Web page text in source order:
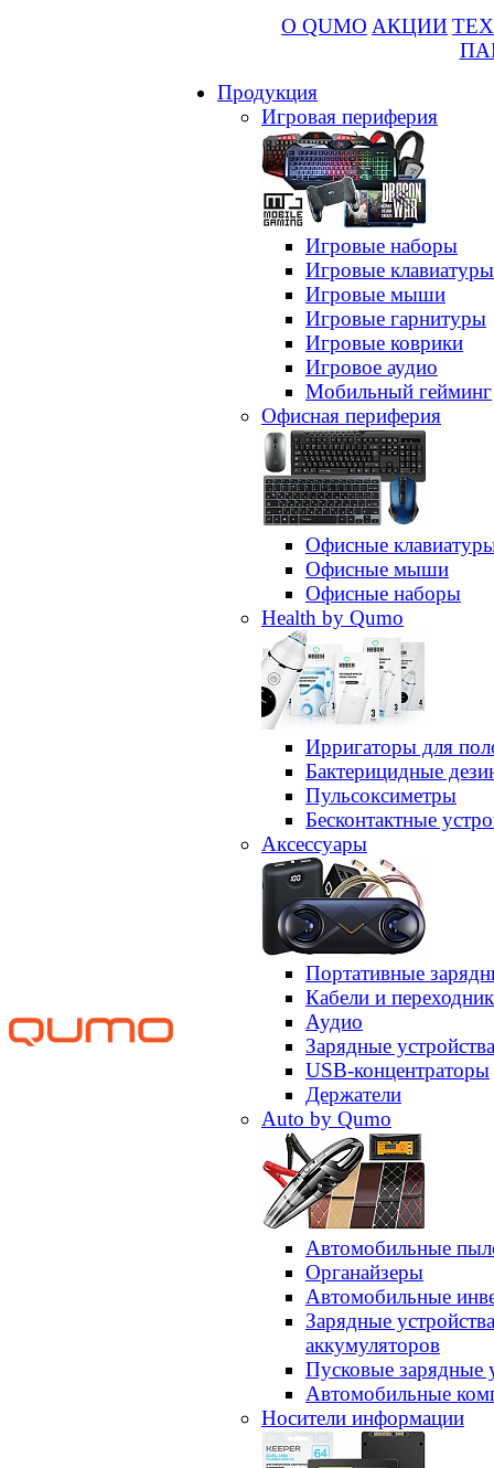
О QUMO АКЦИИ
Продукция
Игровая периферия
Игровые наборы
Игровые клавиатуры
Игровые мыши
Игровые гарнитуры
Игровые коврики
Игровое аудио
Мобильный гейминг
Офисная периферия
Офисные
Офисные мыши
Офисные наборы
Health by Qumo
Ирригаторы для
Бактерицидные
Пульсоксиметры
Бесконтактные
Аксессуары
Портативные
Кабели и
Аудио
Зарядные устройства
USB-концентраторы
Держатели
Auto by Qumo
Автомобильные
Органайзеры
Автомобильные
Зарядные
аккумуляторов
Пусковые зарядные
Автомобильные
Носители информации